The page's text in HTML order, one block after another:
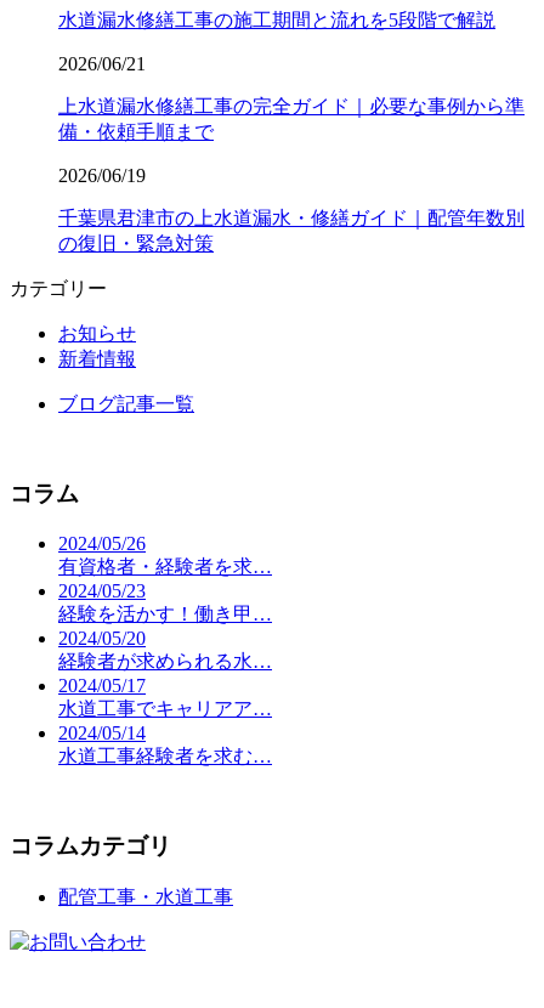
水道漏水修繕工事の施工期間と流れを5段階で解説
2026/06/21
上水道漏水修繕工事の完全ガイド｜必要な事例から準
備・依頼手順まで
2026/06/19
千葉県君津市の上水道漏水・修繕ガイド｜配管年数別
の復旧・緊急対策
カテゴリー
お知らせ
新着情報
ブログ記事一覧
コラム
2024/05/26
有資格者・経験者を求…
2024/05/23
経験を活かす！働き甲…
2024/05/20
経験者が求められる水…
2024/05/17
水道工事でキャリアア…
2024/05/14
水道工事経験者を求む…
コラムカテゴリ
配管工事・水道工事